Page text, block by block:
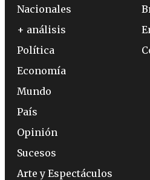
Nacionales
+ análisis
Política
Economía
Mundo
País
Opinión
Sucesos
Arte y Espectáculos